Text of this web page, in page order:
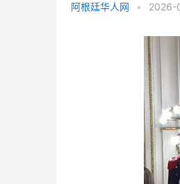
阿根廷华人网 • 2026-